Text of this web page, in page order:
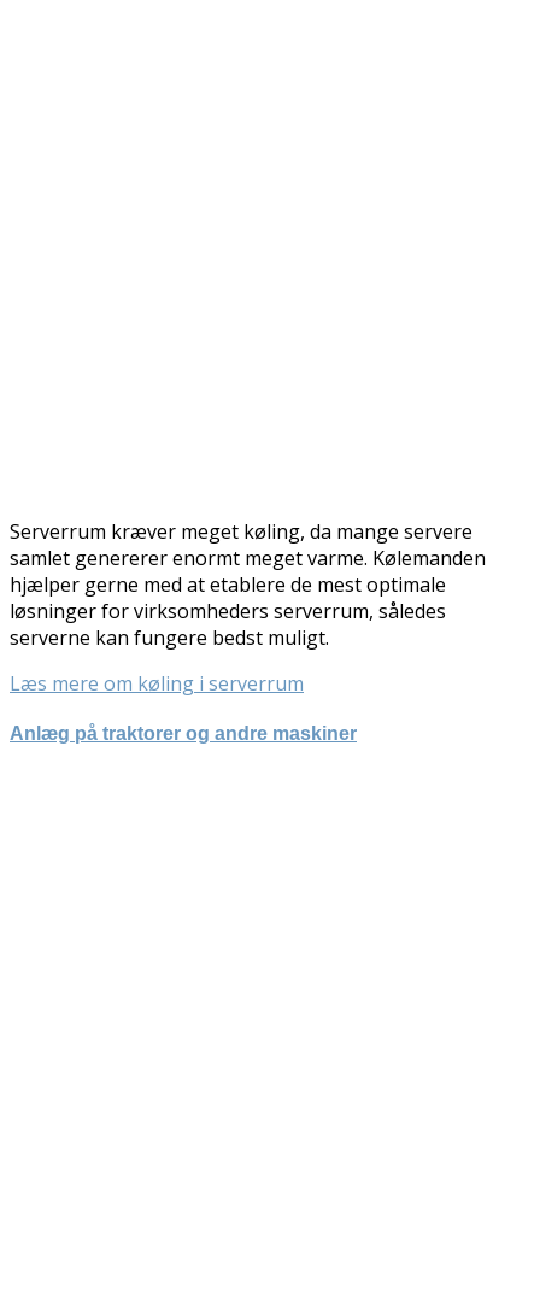
Serverrum kræver meget køling, da mange servere
samlet genererer enormt meget varme. Kølemanden
hjælper gerne med at etablere de mest optimale
løsninger for virksomheders serverrum, således
serverne kan fungere bedst muligt.
Læs mere om køling i serverrum
Anlæg på traktorer og andre maskiner